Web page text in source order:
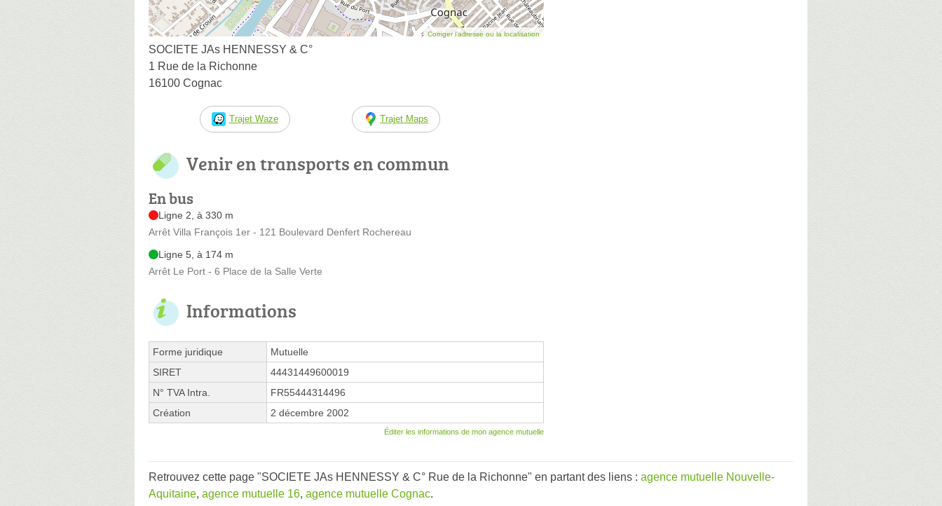
Corriger l’adresse ou la localisation
SOCIETE JAs HENNESSY & C°
1 Rue de la Richonne
16100 Cognac
Trajet Waze Trajet Maps
Venir en transports en commun
En bus
Ligne 2, à 330 m
Arrêt Villa François 1er - 121 Boulevard Denfert Rochereau
Ligne 5, à 174 m
Arrêt Le Port - 6 Place de la Salle Verte
Informations
Forme juridique
Mutuelle
SIRET
44431449600019
N° TVA Intra.
FR55444314496
Création
2 décembre 2002
Éditer les informations de mon agence mutuelle
Retrouvez cette page "SOCIETE JAs HENNESSY & C° Rue de la Richonne" en partant des liens : agence mutuelle Nouvelle-
Aquitaine, agence mutuelle 16, agence mutuelle Cognac.